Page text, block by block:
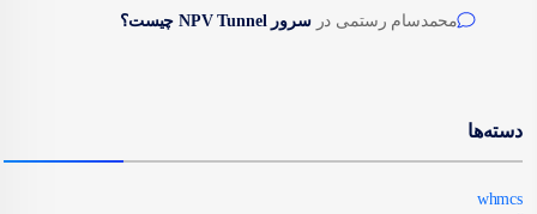
محمدسام رستمی درسرور NPV Tunnel چیست؟
دسته‌ها
whmcs